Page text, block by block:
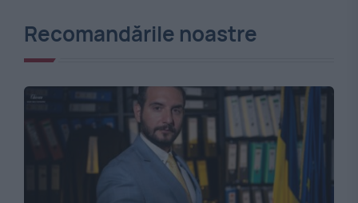
Recomandările noastre